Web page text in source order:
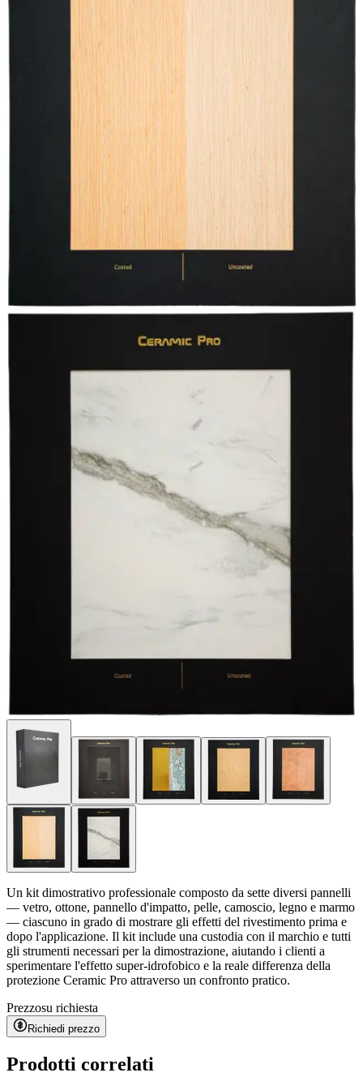
Un kit dimostrativo professionale composto da sette diversi pannelli
— vetro, ottone, pannello d'impatto, pelle, camoscio, legno e marmo
— ciascuno in grado di mostrare gli effetti del rivestimento prima e
dopo l'applicazione. Il kit include una custodia con il marchio e tutti
gli strumenti necessari per la dimostrazione, aiutando i clienti a
sperimentare l'effetto super-idrofobico e la reale differenza della
protezione Ceramic Pro attraverso un confronto pratico.
Prezzosu richiesta
Richiedi prezzo
Prodotti correlati